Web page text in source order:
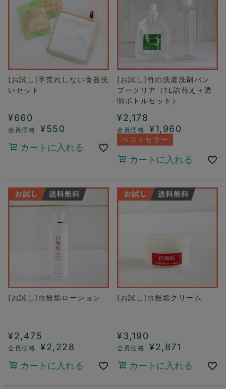
[お試し]手荒れしない食器洗
いセット
¥660
¥550
カートに入れる
[お試し]竹の洗濯洗剤バン
ブークリア（1L詰替え＋透
明ボトルセット）
¥2,178
¥1,960
ベストセラー
カートに入れる
[お試し]白無垢ローション
¥2,475
¥2,228
カートに入れる
[お試し]白無垢クリーム
¥3,190
¥2,871
カートに入れる